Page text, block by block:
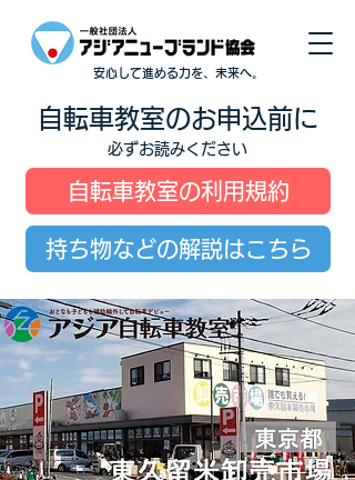
安心して進める力を、未来へ。
自転車教室のお申込前に
必ずお読みください
自転車教室の利用規約
持ち物などの解説はこちら